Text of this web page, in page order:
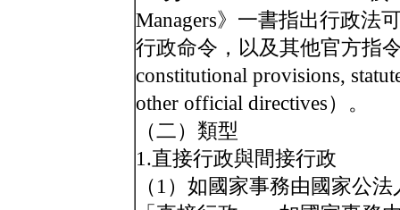
Managers》一書指出行政法
行政命令，以及其他官方指
constitutional provisions,
other official directives）。
（二）類型
1.直接行政與間接行政
（1）如國家事務由國家公